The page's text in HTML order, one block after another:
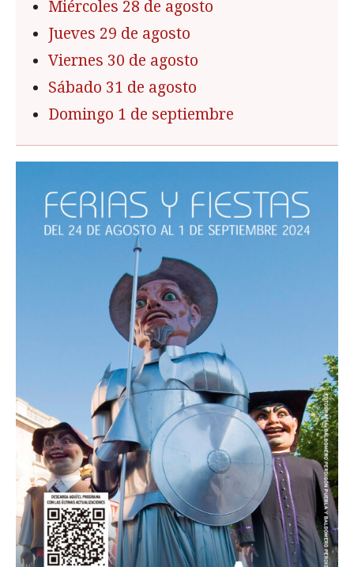
Miércoles 28 de agosto
Jueves 29 de agosto
Viernes 30 de agosto
Sábado 31 de agosto
Domingo 1 de septiembre